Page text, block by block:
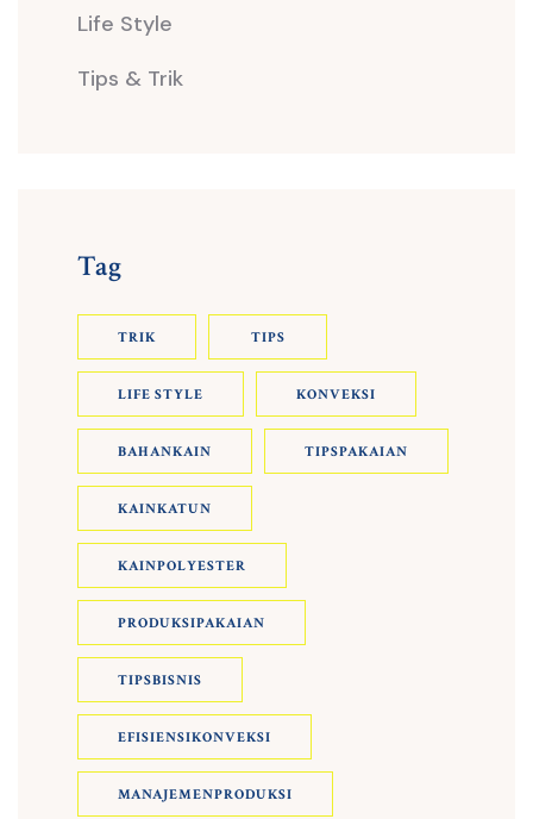
Life Style
Tips & Trik
Tag
TRIK TIPS
LIFE STYLE KONVEKSI
BAHANKAIN TIPSPAKAIAN
KAINKATUN
KAINPOLYESTER
PRODUKSIPAKAIAN
TIPSBISNIS
EFISIENSIKONVEKSI
MANAJEMENPRODUKSI